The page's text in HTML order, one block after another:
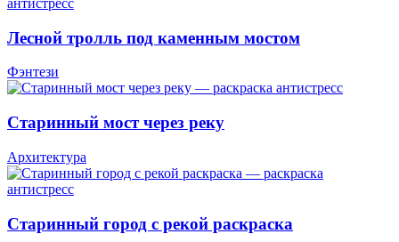
Лесной тролль под каменным мостом
Фэнтези
Старинный мост через реку
Архитектура
Старинный город с рекой раскраска